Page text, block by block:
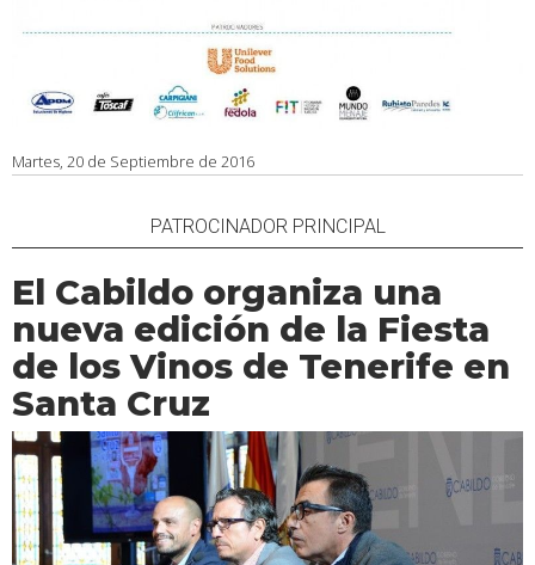
Martes, 20 de Septiembre de 2016
PATROCINADOR PRINCIPAL
El Cabildo organiza una
nueva edición de la Fiesta
de los Vinos de Tenerife en
Santa Cruz